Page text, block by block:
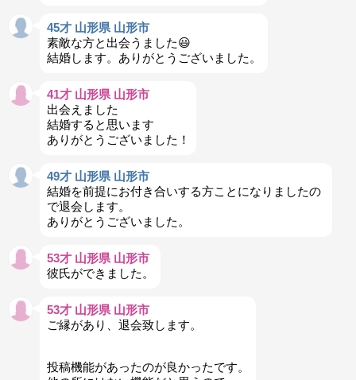
45才 山形県 山形市
素敵な方と出会うました😃
結婚します。ありがとうございました。
41才 山形県 山形市
出会えました
結婚すると思います
ありがとうございました！
49才 山形県 山形市
結婚を前提にお付き合いする方ことになりましたの
で退会します。
ありがとうございました。
53才 山形県 山形市
彼氏ができました。
53才 山形県 山形市
ご縁があり、退会致します。
投稿機能があったのが良かったです。